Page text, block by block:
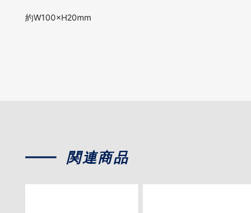
約W100×H20mm
関連商品